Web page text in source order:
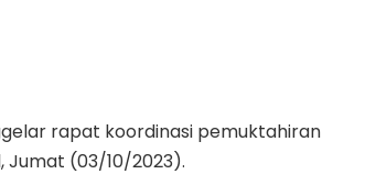
rapat koordinasi pemuktahiran
Jumat (03/10/2023).